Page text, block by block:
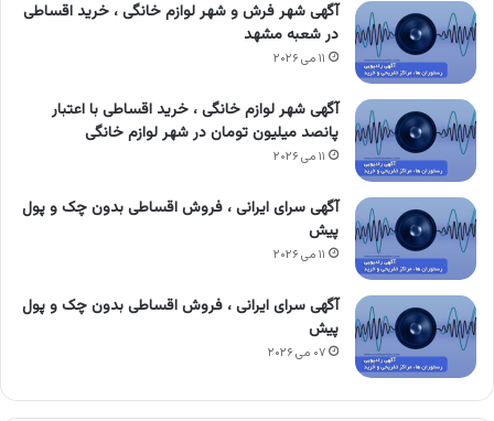
آگهی شهر فرش و شهر لوازم خانگی ، خرید اقساطی
در شعبه مشهد
۱۱ می ۲۰۲۶
آگهی شهر لوازم خانگی ، خرید اقساطی با اعتبار
پانصد میلیون تومان در شهر لوازم خانگی
۱۱ می ۲۰۲۶
آگهی سرای ایرانی ، فروش اقساطی بدون چک و پول
پیش
۱۱ می ۲۰۲۶
آگهی سرای ایرانی ، فروش اقساطی بدون چک و پول
پیش
۰۷ می ۲۰۲۶